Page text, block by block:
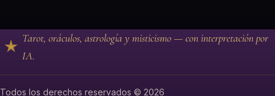
Tarot, oráculos, astrología y misticismo — con interpretación por
IA.
Todos los derechos reservados © 2026